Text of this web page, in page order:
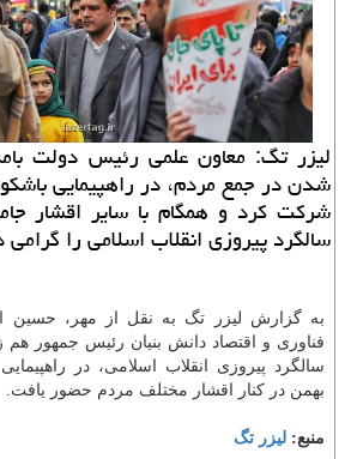
لیزر تگ: معاون علمی رئیس دولت
شدن در جمع مردم، در راهپیمایی
شرکت کرد و همگام با سایر اقشار
سالگرد پیروزی انقلاب اسلامی را
به گزارش لیزر تگ به نقل از مهر، حسین
فناوری و اقتصاد دانش بنیان رئیس جمهور هم
سالگرد پیروزی انقلاب اسلامی، در
بهمن در کنار اقشار مختلف مردم حضور یافت.
منبع: لیزر تگ